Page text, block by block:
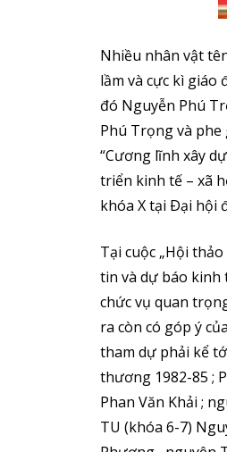
Nhiều nhân vật
lầm và cực kì
đó Nguyễn Phú
Phú Trọng và phe
“Cương lĩnh xây
triển kinh tế – xã
khóa X tại Ðại hội
Tại cuộc „Hội
tin và dự báo kinh
chức vụ quan
ra còn có góp ý
tham dự phải kể
thương 1982-85 ;
Phan Văn Khải ;
TU (khóa 6-7)